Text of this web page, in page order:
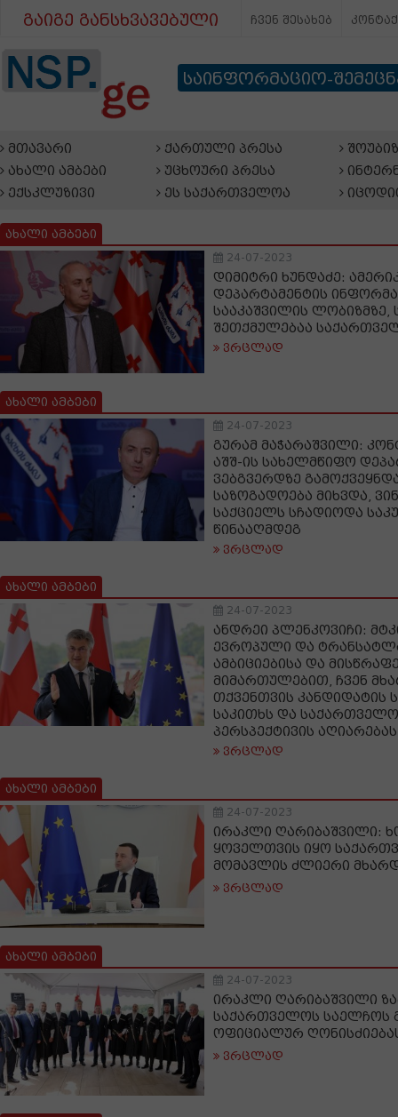
გაიგე განსხვავებული ჩვენ შესახებ
საინფორმაციო-
მთავარი
ახალი ამბები
ექსკლუზივი
ქართული პრესა
უცხოური პრესა
ეს საქართველოა
ახალი ამბები
24-07-2023
დიმიტრი ხუნდაძე:
დეპარტამენტის
სააკაშვილის ლობიზმზე,
შეთქმულებაა
ვრცლად
ახალი ამბები
24-07-2023
გურამ მაჭარაშვილი:
აშშ-ის სახელმწიფო
ვებგვერდზე
საზოგადოება მიხვდა,
საქციელს სჩადიოდა
წინააღმდეგ
ვრცლად
ახალი ამბები
24-07-2023
ანდრეი პლენკოვიჩი:
ევროპული და
ამბიციებისა და
მიმართულებით, ჩვენ
თქვენთვის კანდიდატის
საკითხს და
პერსპექტივის აღიარებას
ვრცლად
ახალი ამბები
24-07-2023
ირაკლი ღარიბაშვილი:
ყოველთვის იყო
მომავლის ძლიერი
ვრცლად
ახალი ამბები
24-07-2023
ირაკლი ღარიბაშვილი
საქართველოს საელჩოს
ოფიციალურ
ვრცლად